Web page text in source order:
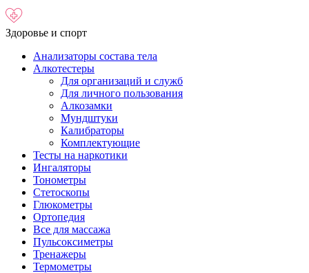
Здоровье и спорт
Анализаторы состава тела
Алкотестеры
Для организаций и служб
Для личного пользования
Алкозамки
Мундштуки
Калибраторы
Комплектующие
Тесты на наркотики
Ингаляторы
Тонометры
Стетоскопы
Глюкометры
Ортопедия
Все для массажа
Пульсоксиметры
Тренажеры
Термометры